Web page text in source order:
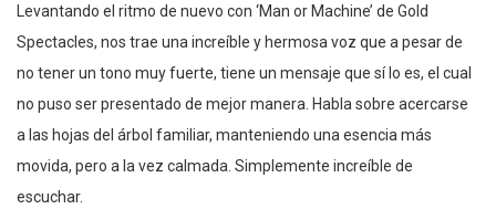
Levantando el ritmo de nuevo con ‘Man or Machine’ de Gold
Spectacles, nos trae una increíble y hermosa voz que a pesar de
no tener un tono muy fuerte, tiene un mensaje que sí lo es, el cual
no puso ser presentado de mejor manera. Habla sobre acercarse
a las hojas del árbol familiar, manteniendo una esencia más
movida, pero a la vez calmada. Simplemente increíble de
escuchar.